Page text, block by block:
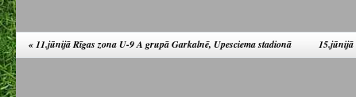
«11.jūnijā Rīgas zona U-9 A grupā Garkalnē, Upesciema stadionā 15.jūnijā